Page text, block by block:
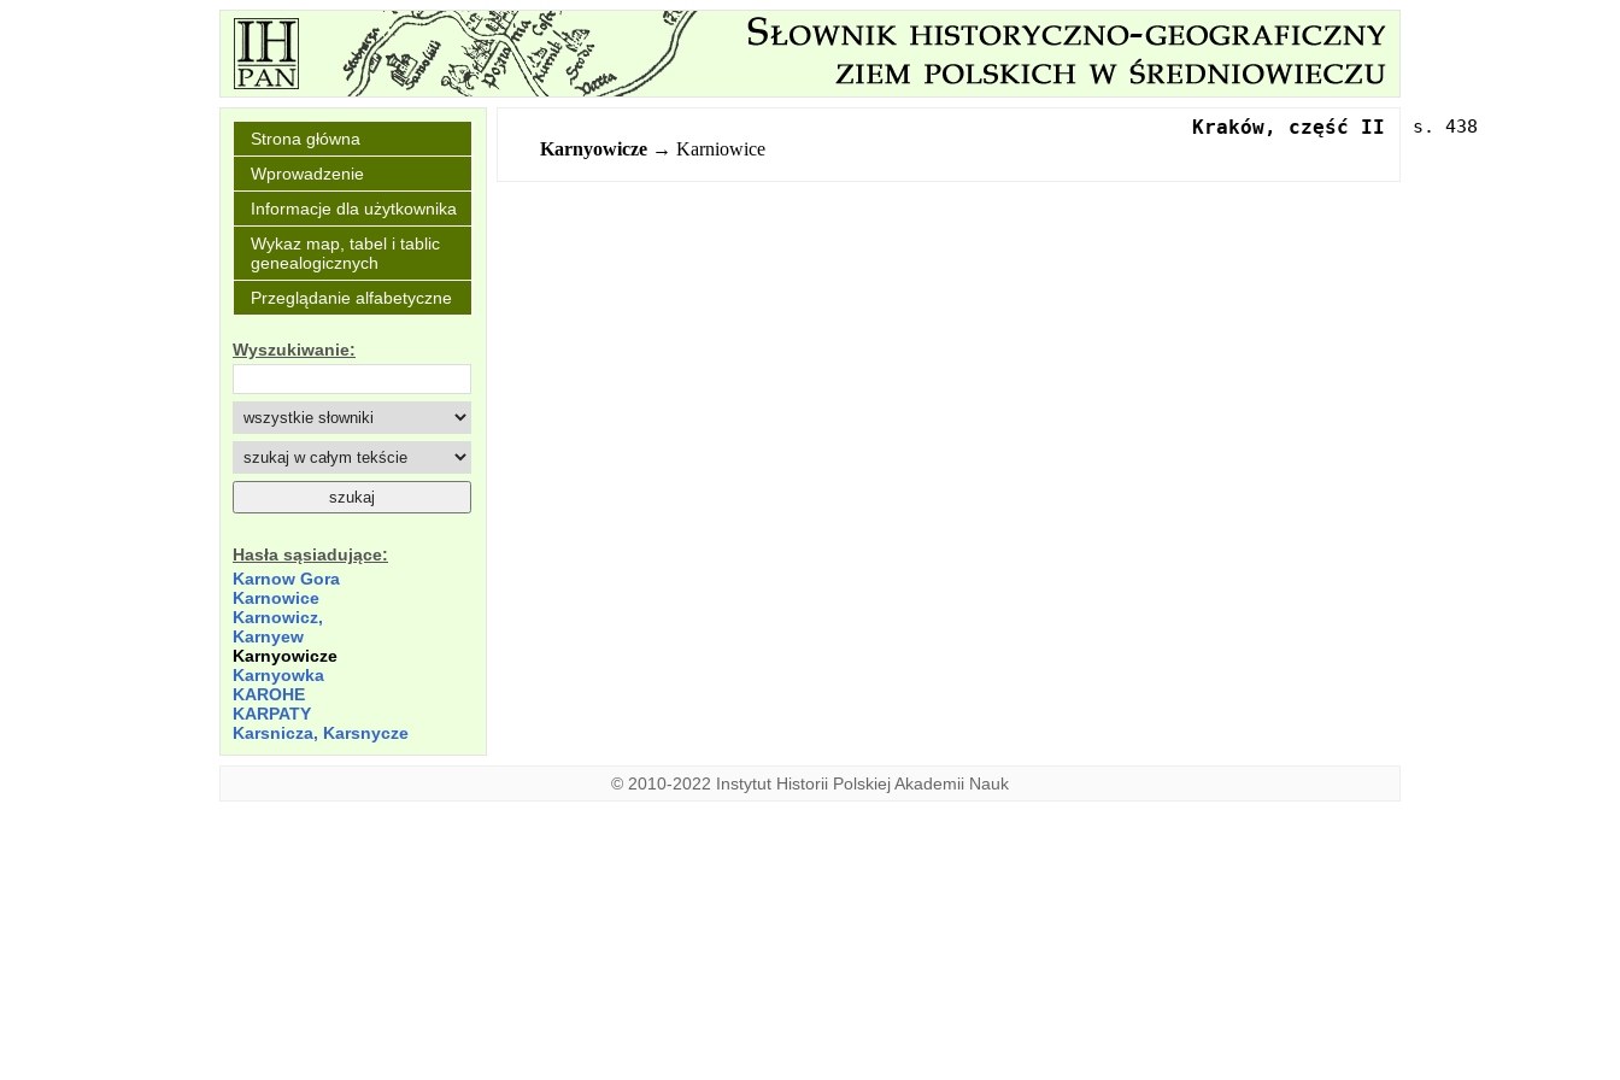
Strona główna
Wprowadzenie
Informacje dla użytkownika
Wykaz map, tabel i tablic
genealogicznych
Przeglądanie alfabetyczne
Wyszukiwanie:
Hasła sąsiadujące:
Karnow Gora
Karnowice
Karnowicz,
Karnyew
Karnyowicze
Karnyowka
KAROHE
KARPATY
Karsnicza, Karsnycze
Kraków, część II
Karnyowicze → Karniowice
© 2010-2022 Instytut Historii Polskiej Akademii Nauk